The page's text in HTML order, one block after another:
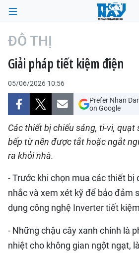
TRANG CHỦ
THỜI SỰ
CHÍNH TRỊ
XÃ HỘI
ĐÔ THỊ
VĂN HÓA - VĂN NGHỆ
QUỐC TẾ
ĐÔ THỊ
Giải pháp tiết kiệm điện
05/06/2026 10:56
Prefer Nhan
on Google
Các thiết bị chiếu sáng, ti-vi, quạt
bếp từ nên được tắt hoặc ngắt
ra khỏi nhà.
- Trước khi chọn mua các thiết bị
nhắc và xem xét kỹ để bảo đảm
dụng công nghệ Inverter tiết
- Những chậu cây xanh chính là
nhiệt cho không gian ngột ngạt,